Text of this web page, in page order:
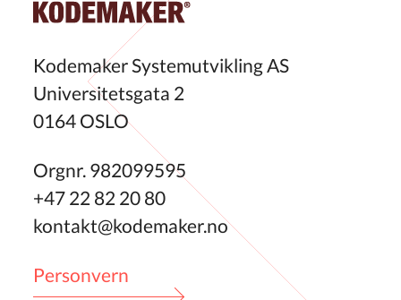
Kodemaker Systemutvikling AS
Universitetsgata 2
0164 OSLO
Orgnr. 982099595
+47 22 82 20 80
kontakt@kodemaker.no
Personvern